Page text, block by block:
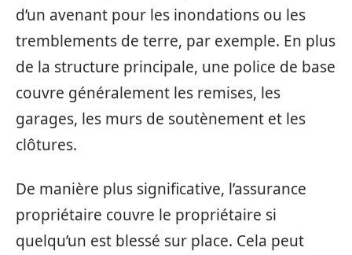
d’un avenant pour les inondations ou les
tremblements de terre, par exemple. En plus
de la structure principale, une police de base
couvre généralement les remises, les
garages, les murs de soutènement et les
clôtures.
De manière plus significative, l’assurance
propriétaire couvre le propriétaire si
quelqu’un est blessé sur place. Cela peut